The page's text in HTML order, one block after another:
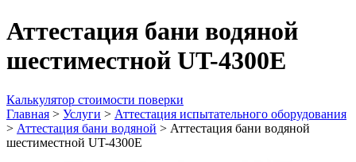
Аттестация бани водяной
шестиместной UT-4300E
Калькулятор стоимости поверки
Главная > Услуги > Аттестация испытательного оборудования
> Аттестация бани водяной > Аттестация бани водяной
шестиместной UT-4300E